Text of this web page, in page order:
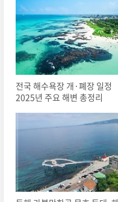
전국 해수욕장 개·폐장 일정
2025년 주요 해변 총정리